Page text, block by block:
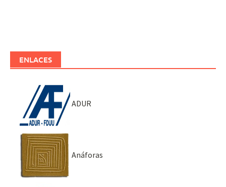
ENLACES
ADUR
Anáforas